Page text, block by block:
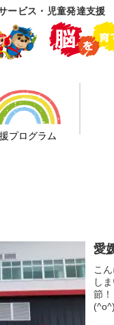
ービス・児童発達支
プログラム
愛
こ
し
節